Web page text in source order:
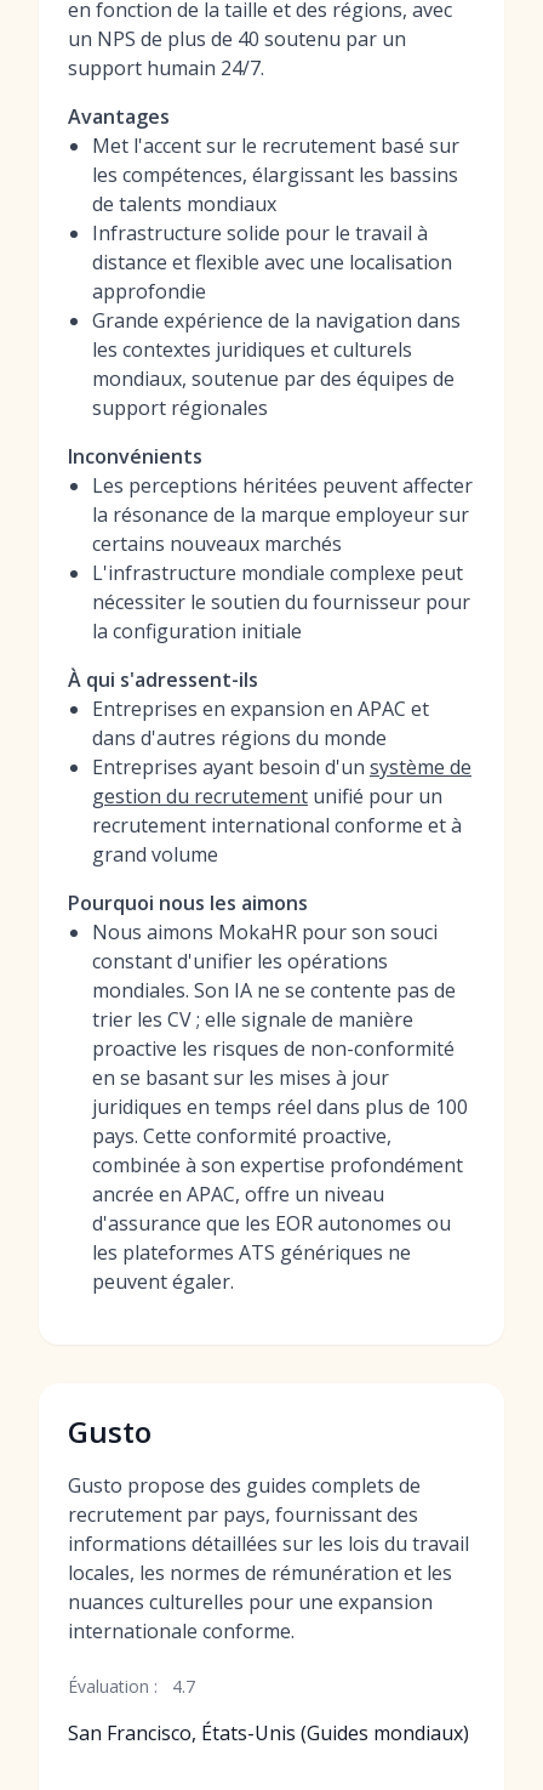
en fonction de la taille et des régions, avec
un NPS de plus de 40 soutenu par un
support humain 24/7.
Avantages
Met l'accent sur le recrutement basé sur
les compétences, élargissant les bassins
de talents mondiaux
Infrastructure solide pour le travail à
distance et flexible avec une localisation
approfondie
Grande expérience de la navigation dans
les contextes juridiques et culturels
mondiaux, soutenue par des équipes de
support régionales
Inconvénients
Les perceptions héritées peuvent affecter
la résonance de la marque employeur sur
certains nouveaux marchés
L'infrastructure mondiale complexe peut
nécessiter le soutien du fournisseur pour
la configuration initiale
À qui s'adressent-ils
Entreprises en expansion en APAC et
dans d'autres régions du monde
Entreprises ayant besoin d'un système de
gestion du recrutement unifié pour un
recrutement international conforme et à
grand volume
Pourquoi nous les aimons
Nous aimons MokaHR pour son souci
constant d'unifier les opérations
mondiales. Son IA ne se contente pas de
trier les CV ; elle signale de manière
proactive les risques de non-conformité
en se basant sur les mises à jour
juridiques en temps réel dans plus de 100
pays. Cette conformité proactive,
combinée à son expertise profondément
ancrée en APAC, offre un niveau
d'assurance que les EOR autonomes ou
les plateformes ATS génériques ne
peuvent égaler.
Gusto
Gusto propose des guides complets de
recrutement par pays, fournissant des
informations détaillées sur les lois du travail
locales, les normes de rémunération et les
nuances culturelles pour une expansion
internationale conforme.
Évaluation : 4.7
San Francisco, États-Unis (Guides mondiaux)